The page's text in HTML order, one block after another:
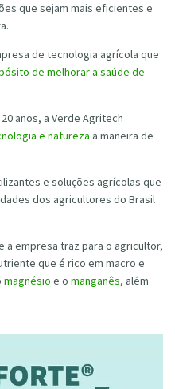
que sejam mais eficientes e
de tecnologia agrícola que
de melhorar a saúde de
anos, a Verde Agritech
e natureza a maneira de
e soluções agrícolas que
dos agricultores do Brasil
a empresa traz para o agricultor,
que é rico em macro e
magnésio e o manganês, além